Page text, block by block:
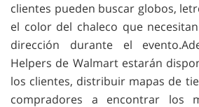
clientes pueden buscar globos,
el color del chaleco que
dirección durante el
Helpers de Walmart estarán
los clientes, distribuir mapas de
compradores a encontrar los